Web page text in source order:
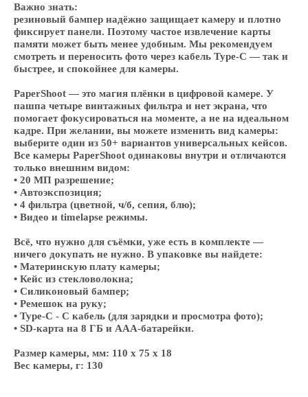
Важно знать:
резиновый бампер надёжно защищает камеру и плотно
фиксирует панели. Поэтому частое извлечение карты
памяти может быть менее удобным. Мы рекомендуем
смотреть и переносить фото через кабель Type-C — так и
быстрее, и спокойнее для камеры.
PaperShoot — это магия плёнки в цифровой камере. У
пашпа четыре винтажных фильтра и нет экрана, что
помогает фокусироваться на моменте, а не на идеальном
кадре. При желании, вы можете изменить вид камеры:
выберите один из 50+ вариантов универсальных кейсов.
Все камеры PaperShoot одинаковы внутри и отличаются
только внешним видом:
• 20 МП разрешение;
• Автоэкспозиция;
• 4 фильтра (цветной, ч/б, сепия, блю);
• Видео и timelapse режимы.
Всё, что нужно для съёмки, уже есть в комплекте —
ничего докупать не нужно. В упаковке вы найдете:
• Материнскую плату камеры;
• Кейс из стекловолокна;
• Силиконовый бампер;
• Ремешок на руку;
• Type-C - С кабель (для зарядки и просмотра фото);
• SD-карта на 8 ГБ и ААА-батарейки.
Размер камеры, мм: 110 x 75 x 18
Вес камеры, г: 130